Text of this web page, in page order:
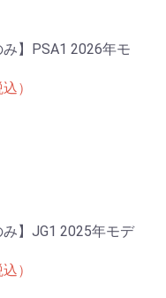
み】PSA1 2026年モ
）
み】JG1 2025年モデ
）